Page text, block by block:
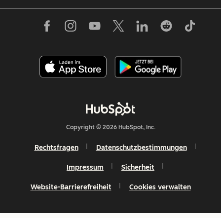
Copyright © 2026 HubSpot, Inc.
Rechtsfragen Datenschutzbestimmungen
Impressum Sicherheit
Website-Barrierefreiheit Cookies verwalten